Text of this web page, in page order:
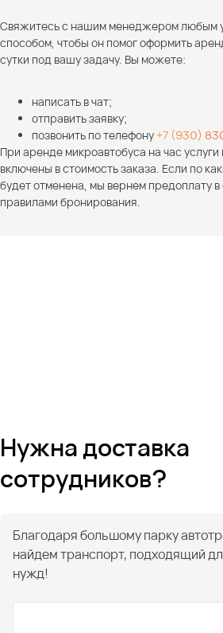
Свяжитесь с нашим менеджером любым
способом, чтобы он помог оформить
сутки под вашу задачу. Вы можете:
написать в чат;
отправить заявку;
позвонить по телефону+7 (930)
При аренде микроавтобуса на час услуги
включены в стоимость заказа. Если по
будет отменена, мы вернем предоплату в
правилами бронирования.
Нужна доставка
сотрудников?
Благодаря большому парку
найдем транспорт, подходящий
нужд!